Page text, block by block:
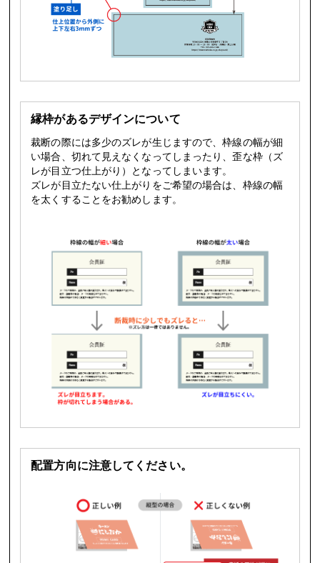
縁枠があるデザインについて
裁断の際には多少のズレが生じますので、枠線の幅が細
い場合、切れて見えなくなってしまったり、歪な枠（ズ
レが目立つ仕上がり）となってしまいます。
ズレが目立たない仕上がりをご希望の場合は、枠線の幅
を太くすることをお勧めします。
配置方向に注意してください。